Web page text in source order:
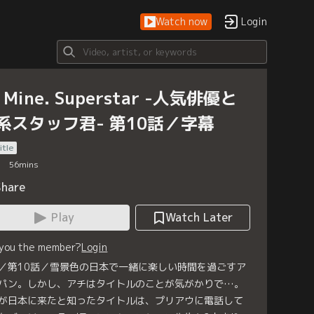
Watch now Login
Mine. Superstar -人気俳優と
スタッフ君- 第10話／字幕
56mins
Play
Watch Later
the member?Login
第10話／雪景色の日本で一緒に楽しい時間を過ごすア
ン。しかし、アチはタイトルのことが気がかりで…。
日本に来たと知ったタイトルは、プリアウに電話して